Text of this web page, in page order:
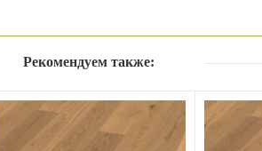
Рекомендуем также: